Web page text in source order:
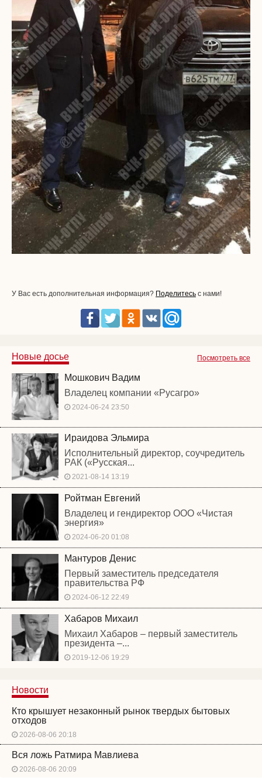
У Вас есть дополнительная информация? Поделитесь с нами!
Посмотреть все
Новые досье
Мошкович Вадим
Владелец компании «Русагро»
2024-06-24 23:50
Ираидова Эльмира
Исполнительный директор, соучредитель
РАК («Русская...
2021-08-14 13:19
Ройтман Евгений
Владелец и гендиректор ООО «Чистая
энергия»
2024-06-20 01:08
Мантуров Денис
Первый заместитель председателя
правительства РФ
2024-06-12 22:49
Хабаров Михаил
Михаил Хабаров – первый заместитель
президента –...
2019-12-06 19:29
Новости
Кто крышует незаконный рынок твердых бытовых
отходов
2026-08-06 20:18
Вся ложь Ратмира Мавлиева
2026-08-06 20:09